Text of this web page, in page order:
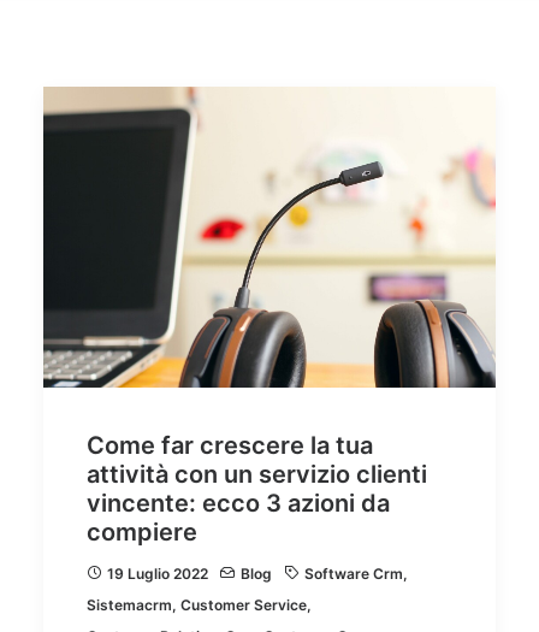
Assistenza Tecnica CRM
Video Tutorial CRM
Come far crescere la tua
attività con un servizio clienti
vincente: ecco 3 azioni da
compiere
19 Luglio 2022 Blog Software Crm,
Sistemacrm, Customer Service,